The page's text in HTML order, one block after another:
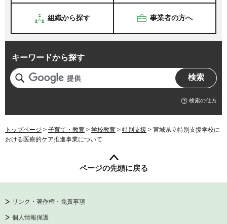
組織から探す 事業者の方へ
キーワードから探す
検索の仕方
トップページ > 子育て・教育 > 学校教育 > 特別支援 > 宮城県立特別支援学校に
おける医療的ケア推進事業について
ページの先頭に戻る
リンク・著作権・免責事項
個人情報保護